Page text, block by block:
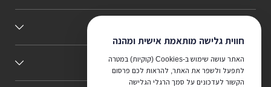
חווית גלישה מותאמת אישית ומהנה
האתר עושה שימוש ב-Cookies (קוקיות) במטרה
לתפעל ולשפר את האתר, להראות לכם פרסום
הקשור לעדכונים על סמך הרגלי הגלישה
כללי